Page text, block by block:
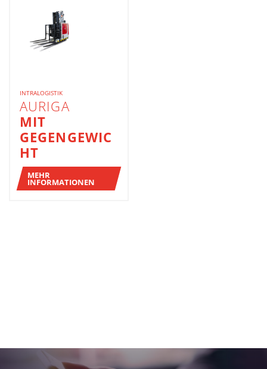
INTRALOGISTIK
AURIGA
MIT
GEGENGEWIC
HT
MEHR
INFORMATIONEN